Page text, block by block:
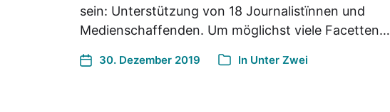
sein: Unterstützung von 18 Journalistïnnen und
Medienschaffenden. Um möglichst viele Facetten…
30. Dezember 2019 In Unter Zwei